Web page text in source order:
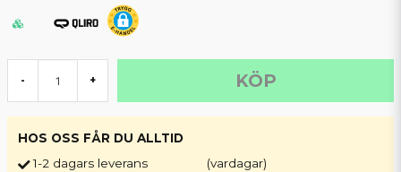
- + KÖP
HOS OSS FÅR DU ALLTID
1-2 dagars leverans
(vardagar)